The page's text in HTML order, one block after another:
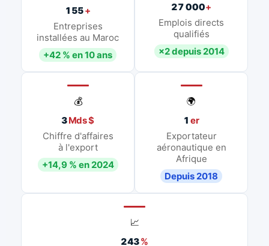
155+
Entreprises
installées au Maroc
+42 % en 10 ans
27 000+
Emplois directs
qualifiés
×2 depuis 2014
💰
3Mds $
Chiffre d'affaires
à l'export
+14,9 % en 2024
🌍
1 er
Exportateur
aéronautique en
Afrique
Depuis 2018
📈
243%